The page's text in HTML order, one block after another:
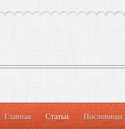
Главная Статьи Пословицы